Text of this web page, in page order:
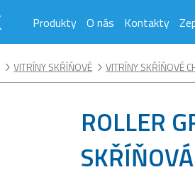
Produkty O nás Kontakty
VITRÍNY SKŘÍŇOVÉ VITRÍNY SKŘÍŇOVÉ
ROLLER